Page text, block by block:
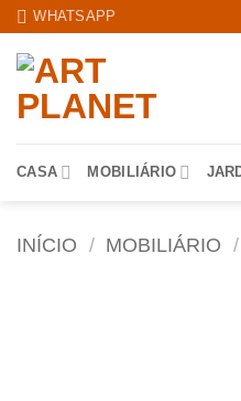
Skip
content
WHATSAPP
CASA MOBILIÁRIO
INÍCIO / MOBILIÁRIO /